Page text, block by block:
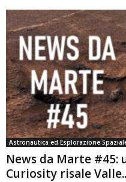
Astronautica ed Esplorazione
News da Marte #45:
Curiosity risale